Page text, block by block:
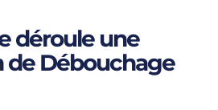
déroule une
Débouchage